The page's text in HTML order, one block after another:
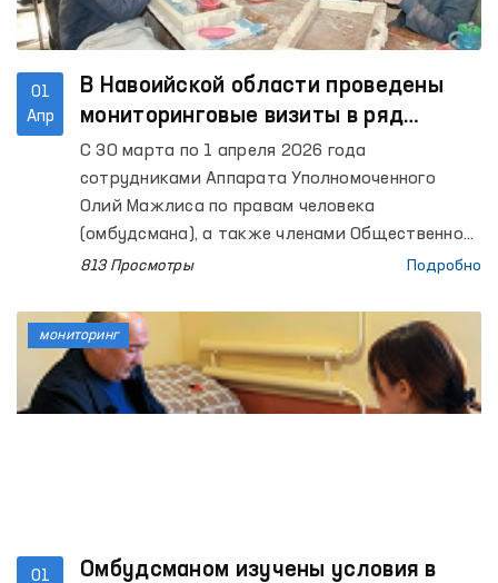
01
Апр
В Навоийской области проведены
мониторинговые визиты в ряд
закрытых учреждений
С 30 марта по 1 апреля 2026 года
сотрудниками Аппарата Уполномоченного
Олий Мажлиса по правам человека
(омбудсмана), а также членами Общественной
группы по предупреждению пыток при
превентивного механизма проведены
мониторинговые визиты в ряд закрытых
учреждений Навоийской области, где
содержатся лица с ограниченной свободой
813 Просмотры Подробно
01 Омбудсманом изучены условия в
мониторинг